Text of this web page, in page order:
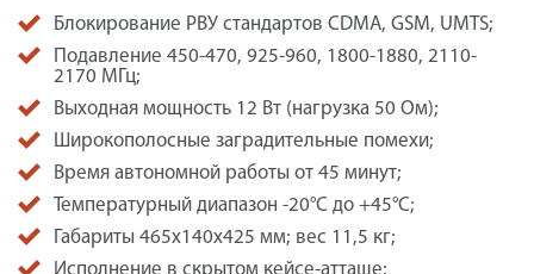
Блокирование РВУ стандартов CDMA, GSM, UMTS;
Подавление 450-470, 925-960, 1800-1880, 2110-
2170 МГц;
Выходная мощность 12 Вт (нагрузка 50 Ом);
Широкополосные заградительные помехи;
Время автономной работы от 45 минут;
Температурный диапазон -20°C до +45°C;
Габариты 465x140x425 мм; вес 11,5 кг;